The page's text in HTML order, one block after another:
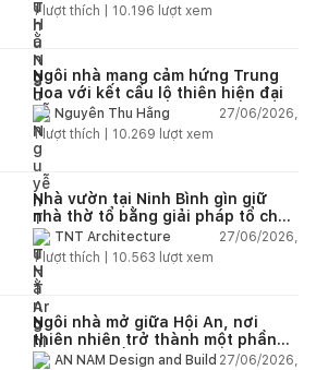
1lượt thích | 10.196 lượt xem
Ngôi nhà mang cảm hứng Trung
Hoa với kết cấu lộ thiên hiện đại
Nguyễn Thu Hằng
27/06/2026,
1lượt thích | 10.269 lượt xem
Nhà vườn tại Ninh Bình gìn giữ
nhà thờ tổ bằng giải pháp tổ chức
lại không gian
TNT Architecture
27/06/2026,
1lượt thích | 10.563 lượt xem
Ngôi nhà mở giữa Hội An, nơi
thiên nhiên trở thành một phần
của cuộc sống
AN NAM Design and Build 27/06/2026,